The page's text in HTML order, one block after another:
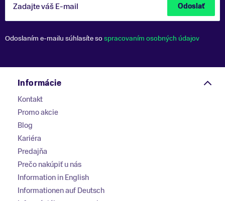
Zadajte váš E-mail Odoslať
Odoslaním e-mailu súhlasíte sospracovaním osobných údajov
Informácie
Kontakt
Promo akcie
Blog
Kariéra
Predajňa
Prečo nakúpiť u nás
Information in English
Informationen auf Deutsch